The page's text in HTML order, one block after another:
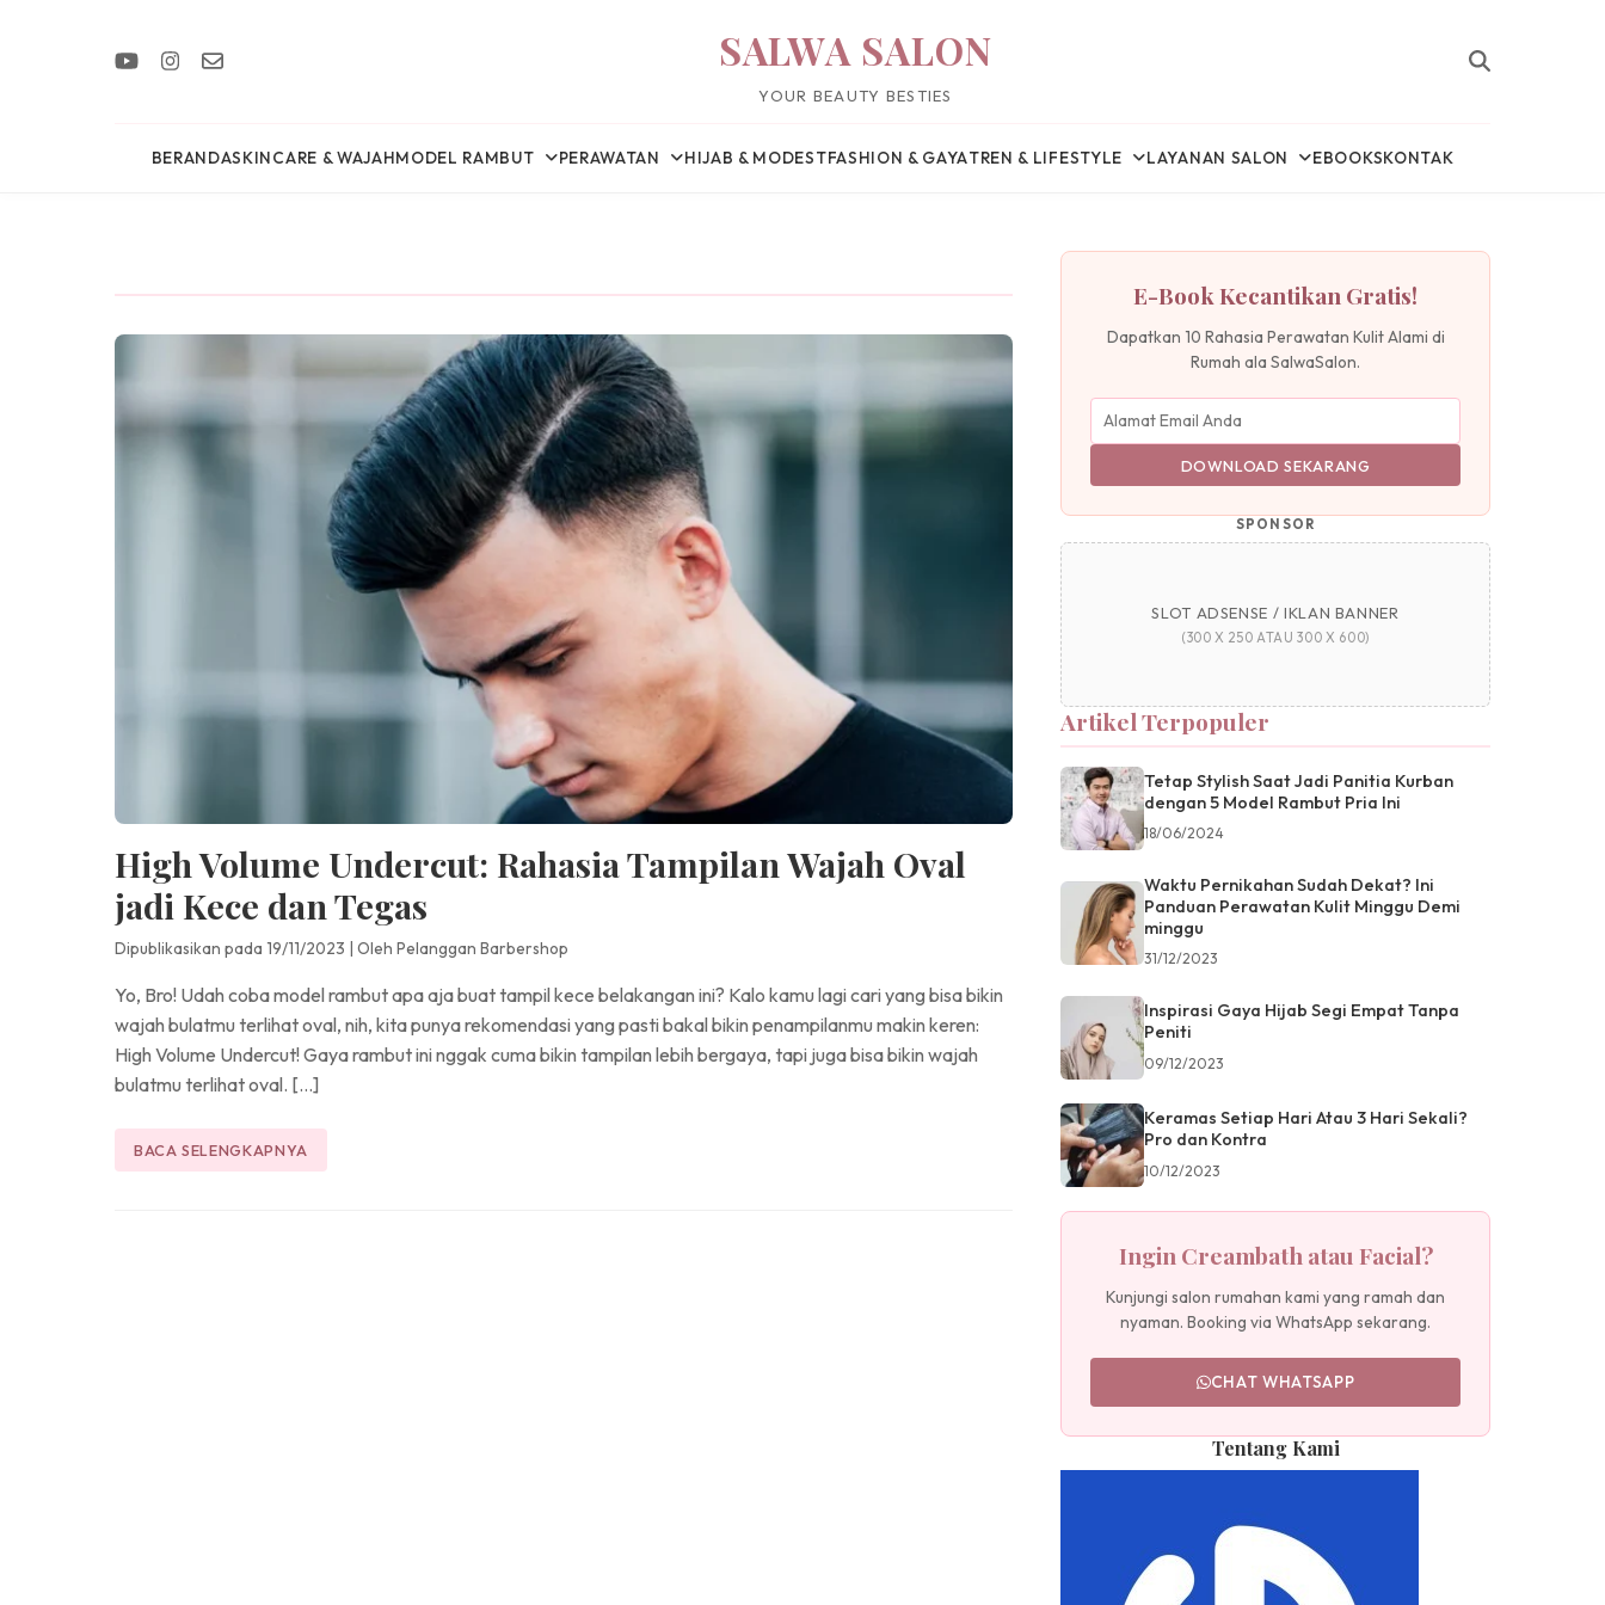
SALWA SALON
YOUR BEAUTY BESTIES
BERANDASKINCARE & WAJAHMODEL RAMBUT PERAWATAN HIJAB & MODESTFASHION & GAYATREN & LIFESTYLE LAYANAN SALON EBOOKSKONTAK
High Volume Undercut: Rahasia Tampilan Wajah Oval
jadi Kece dan Tegas
Dipublikasikan pada 19/11/2023 | Oleh Pelanggan Barbershop
Yo, Bro! Udah coba model rambut apa aja buat tampil kece belakangan ini? Kalo kamu lagi cari yang bisa bikin
wajah bulatmu terlihat oval, nih, kita punya rekomendasi yang pasti bakal bikin penampilanmu makin keren:
High Volume Undercut! Gaya rambut ini nggak cuma bikin tampilan lebih bergaya, tapi juga bisa bikin wajah
bulatmu terlihat oval. […]
BACA SELENGKAPNYA
E-Book Kecantikan Gratis!
Dapatkan 10 Rahasia Perawatan Kulit Alami di
Rumah ala SalwaSalon.
DOWNLOAD SEKARANG
SPONSOR
SLOT ADSENSE / IKLAN BANNER
(300 X 250 ATAU 300 X 600)
Artikel Terpopuler
Tetap Stylish Saat Jadi Panitia Kurban
dengan 5 Model Rambut Pria Ini
18/06/2024
Waktu Pernikahan Sudah Dekat? Ini
Panduan Perawatan Kulit Minggu Demi
minggu
31/12/2023
Inspirasi Gaya Hijab Segi Empat Tanpa
Peniti
09/12/2023
Keramas Setiap Hari Atau 3 Hari Sekali?
Pro dan Kontra
10/12/2023
Ingin Creambath atau Facial?
Kunjungi salon rumahan kami yang ramah dan
nyaman. Booking via WhatsApp sekarang.
CHAT WHATSAPP
Tentang Kami